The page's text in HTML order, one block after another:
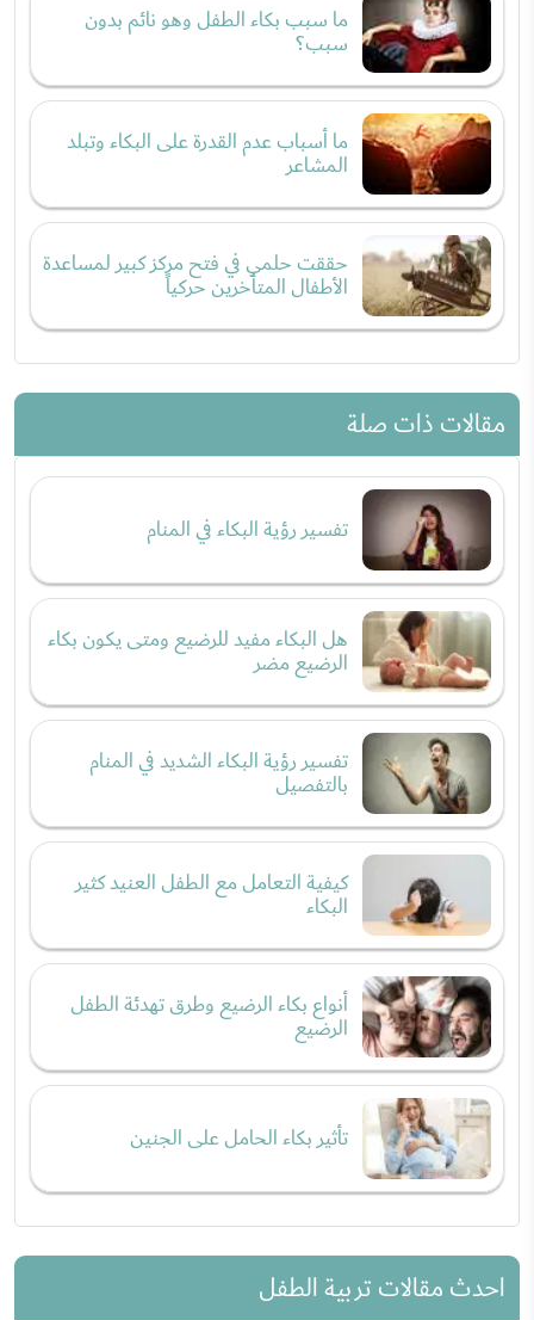
ما سبب بكاء الطفل وهو نائم بدون
سبب؟
ما أسباب عدم القدرة على البكاء وتبلد
المشاعر
حققت حلمي في فتح مركز كبير لمساعدة
الأطفال المتأخرين حركياً
مقالات ذات صلة
تفسير رؤية البكاء في المنام
هل البكاء مفيد للرضيع ومتى يكون بكاء
الرضيع مضر
تفسير رؤية البكاء الشديد في المنام
بالتفصيل
كيفية التعامل مع الطفل العنيد كثير
البكاء
أنواع بكاء الرضيع وطرق تهدئة الطفل
الرضيع
تأثير بكاء الحامل على الجنين
احدث مقالات تربية الطفل